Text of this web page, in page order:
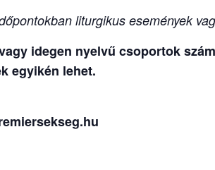
liturgikus események
idegen nyelvű csoportok
egyikén lehet.